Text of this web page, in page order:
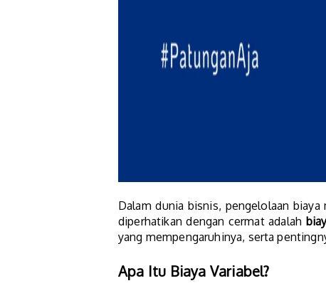
Dalam dunia bisnis, pengelolaan
diperhatikan dengan cermat adalah
yang mempengaruhinya, serta
Apa Itu Biaya Variabel?